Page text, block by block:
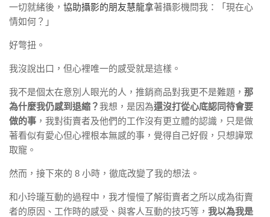
一切就緒後， 協助攝影的朋友慧龍拿著攝影機問我：「現在心
情如何？」
好彆扭。
我沒說出口，但心裡唯一的感受就是這樣。
我不是個太在意別人眼光的人，推銷商品對我更不是難題， 那
為什麼我仍感到退縮？我想，是因為還沒打從心底認同待會要
做的事 ，我對街賣者及他們的工作沒有更立體的認識，只是做
著看似有愛心但心裡根本無感的事，覺得自己好假，只想譁眾
取寵。
然而，接下來的 8 小時，徹底改變了我的想法。
和小玲瓏互動的過程中，我才慢慢了解街賣者之所以成為街賣
者的原因、工作時的感受、與客人互動的技巧等， 我以為我是